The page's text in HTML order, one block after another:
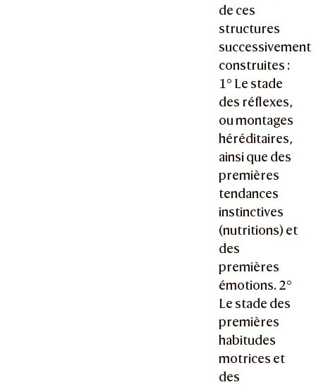
de ces
structures
successivement
construites :
1° Le stade
des réflexes,
ou montages
héréditaires,
ainsi que des
premières
tendances
instinctives
(nutritions) et
des
premières
émotions. 2°
Le stade des
premières
habitudes
motrices et
des